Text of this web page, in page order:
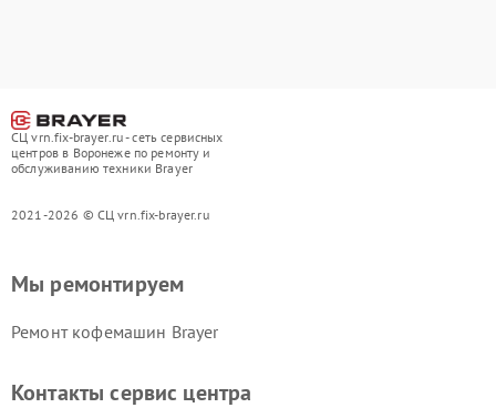
СЦ vrn.fix-brayer.ru - сеть сервисных
центров в Воронеже по ремонту и
обслуживанию техники Brayer
2021-2026 © СЦ vrn.fix-brayer.ru
Мы ремонтируем
Ремонт кофемашин Brayer
Контакты сервис центра